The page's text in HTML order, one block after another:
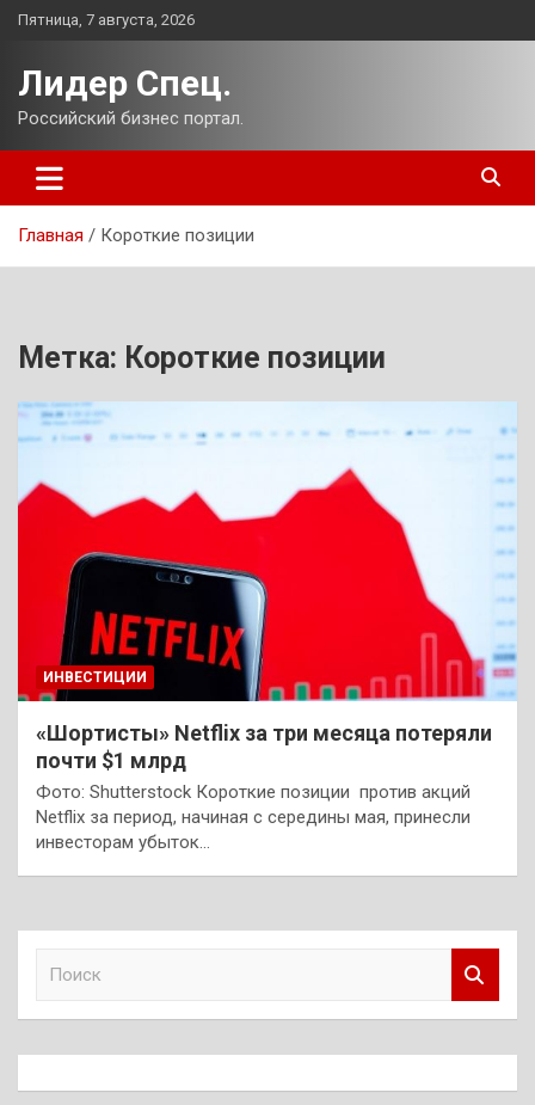
Перейти
Пятница, 7 августа, 2026
Лидер Спец.
Российский бизнес портал.
Главная Короткие позиции
Метка: Короткие позиции
ИНВЕСТИЦИИ
«Шортисты» Netflix за три месяца потеряли
почти $1 млрд
Фото: Shutterstock Короткие позиции против акций
Netflix за период, начиная с середины мая, принесли
инвесторам убыток…
к